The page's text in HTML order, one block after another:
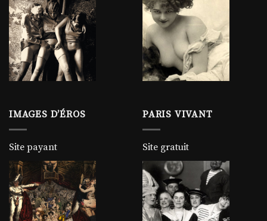
IMAGES D’ÉROS
Site payant
PARIS VIVANT
Site gratuit